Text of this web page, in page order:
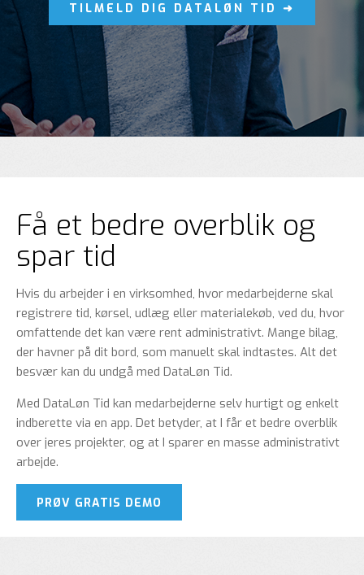
TILMELD DIG DATALØN TID ➜
Få et bedre overblik og
spar tid
Hvis du arbejder i en virksomhed, hvor medarbejderne skal
registrere tid, kørsel, udlæg eller materialekøb, ved du, hvor
omfattende det kan være rent administrativt. Mange bilag,
der havner på dit bord, som manuelt skal indtastes. Alt det
besvær kan du undgå med DataLøn Tid.
Med DataLøn Tid kan medarbejderne selv hurtigt og enkelt
indberette via en app. Det betyder, at I får et bedre overblik
over jeres projekter, og at I sparer en masse administrativt
arbejde.
PRØV GRATIS DEMO